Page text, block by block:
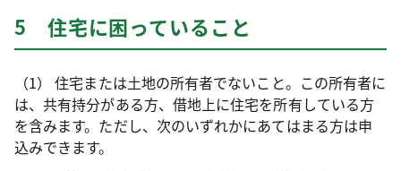
5 住宅に困っていること
（1） 住宅または土地の所有者でないこと。この所有者に
は、共有持分がある方、借地上に住宅を所有している方
を含みます。ただし、次のいずれかにあてはまる方は申
込みできます。